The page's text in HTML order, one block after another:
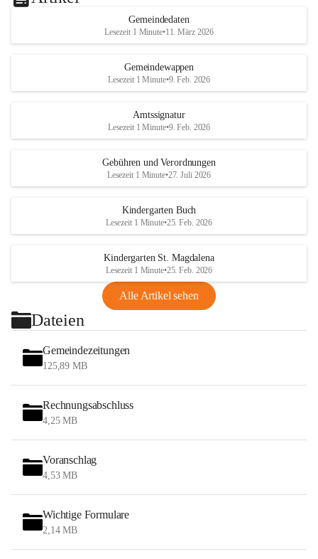
Gemeindedaten
Lesezeit 1 Minute•11. März 2026
Gemeindewappen
Lesezeit 1 Minute•9. Feb. 2026
Amtssignatur
Lesezeit 1 Minute•9. Feb. 2026
Gebühren und Verordnungen
Lesezeit 1 Minute•27. Juli 2026
Kindergarten Buch
Lesezeit 1 Minute•25. Feb. 2026
Kindergarten St. Magdalena
Lesezeit 1 Minute•25. Feb. 2026
Alle Artikel sehen
Dateien
Gemeindezeitungen
125,89 MB
Rechnungsabschluss
4,25 MB
Voranschlag
4,53 MB
Wichtige Formulare
2,14 MB